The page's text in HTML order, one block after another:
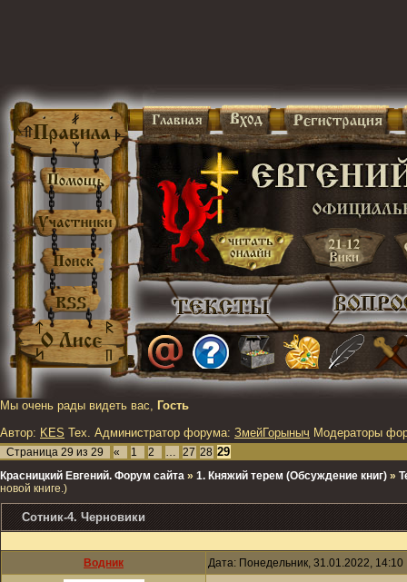
Мы очень рады видеть вас, Гость
Автор: KES Тех. Администратор форума: ЗмейГорыныч Модераторы
Страница 29 из 29 « 1 2 … 27 28 29
Красницкий Евгений. Форум сайта » 1. Княжий терем (Обсуждение книг) »
новой книге.)
Сотник-4. Черновики
Водник Дата: Понедельник, 31.01.2022,